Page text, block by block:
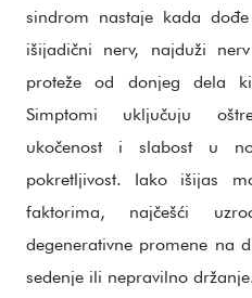
sindrom nastaje kada
išijadični nerv, najduži
proteže od donjeg dela
Simptomi uključuju
ukočenost i slabost u
pokretljivost. Iako išijas
faktorima, najčešći
degenerativne promene na
sedenje ili nepravilno